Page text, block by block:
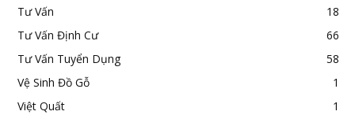
Tư Vấn
18
Tư Vấn Định Cư
66
Tư Vấn Tuyển Dụng
58
Vệ Sinh Đồ Gỗ
1
Việt Quất
1